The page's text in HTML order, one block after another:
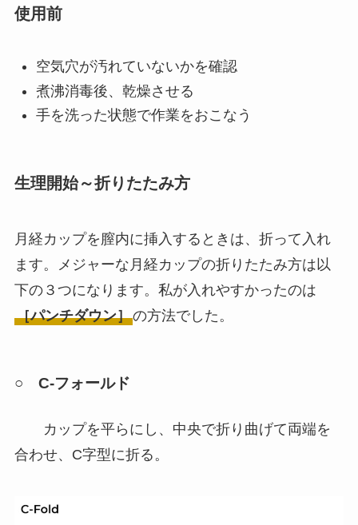
使用前
空気穴が汚れていないかを確認
煮沸消毒後、乾燥させる
手を洗った状態で作業をおこなう
生理開始～折りたたみ方
月経カップを膣内に挿入するときは、折って入れ
ます。メジャーな月経カップの折りたたみ方は以
下の３つになります。私が入れやすかったのは
［パンチダウン］の方法でした。
○ C-フォールド
カップを平らにし、中央で折り曲げて両端を
合わせ、C字型に折る。